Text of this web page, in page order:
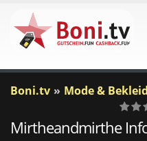
Boni.tv Mode &
0
Mirtheandmirthe